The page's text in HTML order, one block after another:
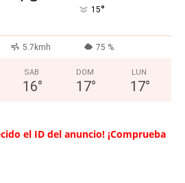
15°
5.7kmh 75 %
SAB
16°
DOM
17°
LUN
17°
el ID del anuncio! ¡Comprueba